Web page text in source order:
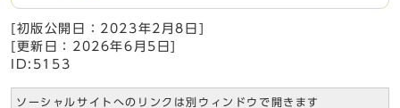
[初版公開日： 2023年2月8日
[更新日： 2026年6月5日
ID:5153
ソーシャルサイトへのリンクは別ウィンドウで開きます